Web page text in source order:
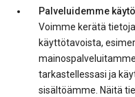
Palveluidemme
Voimme kerätä
käyttötavoista,
tarkastellessasi ja
sisältöämme. Näitä